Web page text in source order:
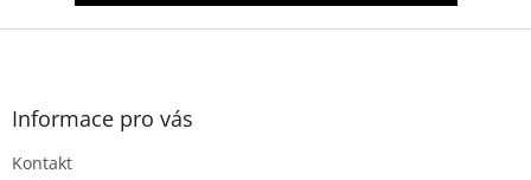
Z
Informace pro vás
Kontakt